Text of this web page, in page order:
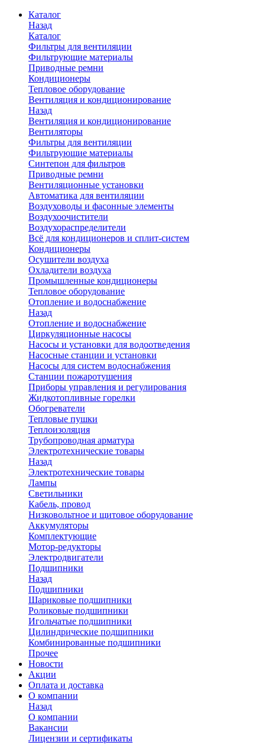
Каталог
Назад
Каталог
Фильтры для вентиляции
Фильтрующие материалы
Приводные ремни
Кондиционеры
Тепловое оборудование
Вентиляция и кондиционирование
Назад
Вентиляция и кондиционирование
Вентиляторы
Фильтры для вентиляции
Фильтрующие материалы
Синтепон для фильтров
Приводные ремни
Вентиляционные установки
Автоматика для вентиляции
Воздуховоды и фасонные элементы
Воздухоочистители
Воздухораспределители
Всё для кондиционеров и сплит-систем
Кондиционеры
Осушители воздуха
Охладители воздуха
Промышленные кондиционеры
Тепловое оборудование
Отопление и водоснабжение
Назад
Отопление и водоснабжение
Циркуляционные насосы
Насосы и установки для водоотведения
Насосные станции и установки
Насосы для систем водоснабжения
Станции пожаротушения
Приборы управления и регулирования
Жидкотопливные горелки
Обогреватели
Тепловые пушки
Теплоизоляция
Трубопроводная арматура
Электротехнические товары
Назад
Электротехнические товары
Лампы
Светильники
Кабель, провод
Низковольтное и щитовое оборудование
Аккумуляторы
Комплектующие
Мотор-редукторы
Электродвигатели
Подшипники
Назад
Подшипники
Шариковые подшипники
Роликовые подшипники
Игольчатые подшипники
Цилиндрические подшипники
Комбинированные подшипники
Прочее
Новости
Акции
Оплата и доставка
О компании
Назад
О компании
Вакансии
Лицензии и сертификаты